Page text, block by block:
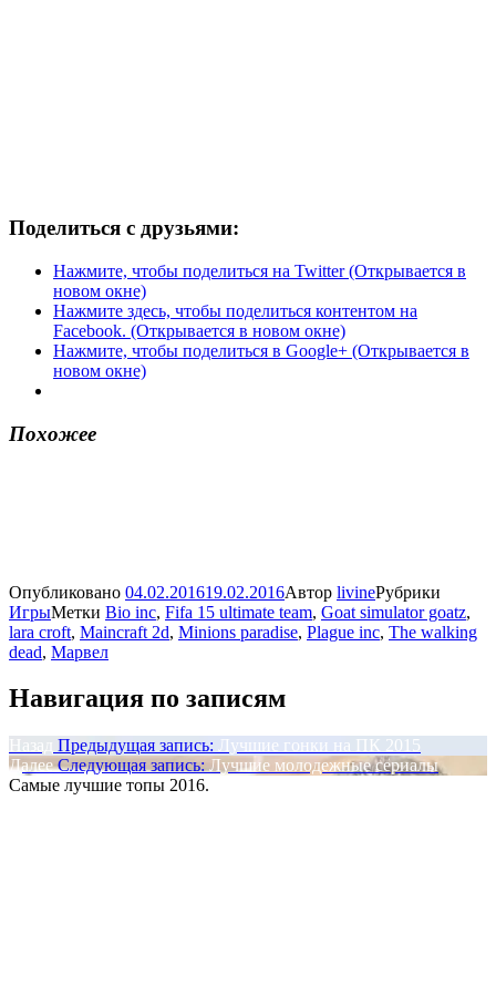
Поделиться с друзьями:
Нажмите, чтобы поделиться на Twitter (Открывается в
новом окне)
Нажмите здесь, чтобы поделиться контентом на
Facebook. (Открывается в новом окне)
Нажмите, чтобы поделиться в Google+ (Открывается в
новом окне)
Похожее
Опубликовано 04.02.201619.02.2016Автор livineРубрики
ИгрыМетки Bio inc, Fifa 15 ultimate team, Goat simulator goatz,
lara croft, Maincraft 2d, Minions paradise, Plague inc, The walking
dead, Марвел
Навигация по записям
Назад Предыдущая запись: Лучшие гонки на ПК 2015
Далее Следующая запись: Лучшие молодежные сериалы
Самые лучшие топы 2016.